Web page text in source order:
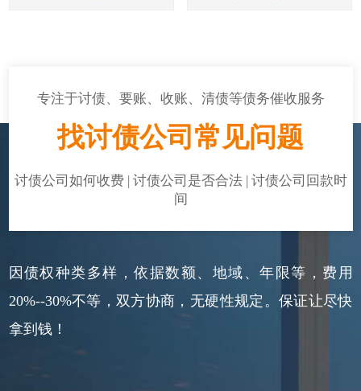
专注于讨债、要账、收账、清债等债务催收服务
找讨债公司常见问题
讨债公司如何收费 | 讨债公司是否合法 | 讨债公司回款时
间
因债权种类多样，依据数额、地域、年限等，费用
20%--30%不等，双方协商，无硬性规定。保证让尽快
拿到钱！